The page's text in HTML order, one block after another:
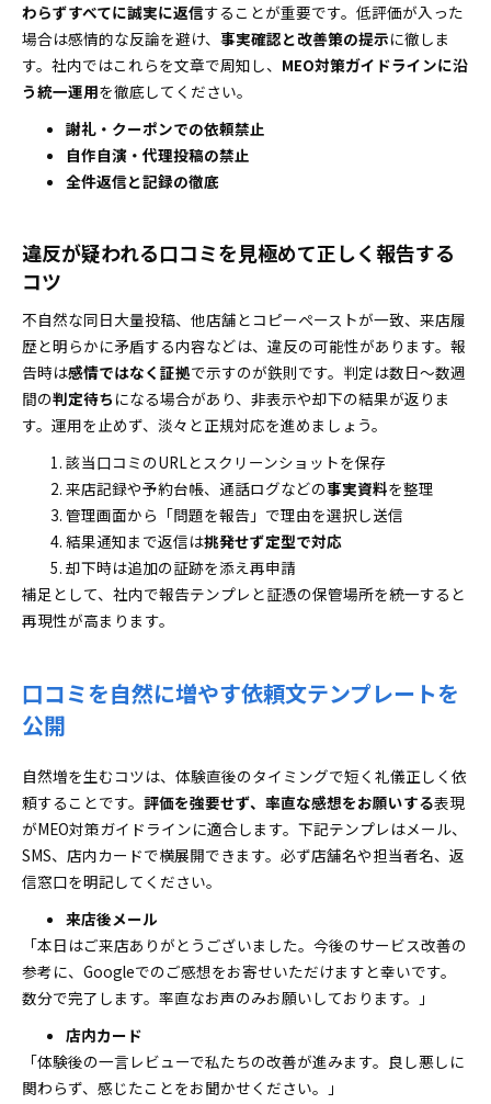
わらずすべてに誠実に返信することが重要です。低評価が入った
場合は感情的な反論を避け、 事実確認と改善策の提示に徹しま
す。社内ではこれらを文章で周知し、 MEO対策ガイドラインに沿
う統一運用を徹底してください。
謝礼・クーポンでの依頼禁止
自作自演・代理投稿の禁止
全件返信と記録の徹底
違反が疑われる口コミを見極めて正しく報告する
コツ
不自然な同日大量投稿、他店舗とコピーペーストが一致、来店履
歴と明らかに矛盾する内容などは、違反の可能性があります。報
告時は感情ではなく証拠で示すのが鉄則です。判定は数日〜数週
間の判定待ち になる場合があり、非表示や却下の結果が返りま
す。運用を止めず、淡々と正規対応を進めましょう。
該当口コミのURLとスクリーンショットを保存
来店記録や予約台帳、通話ログなどの事実資料を整理
管理画面から「問題を報告」で理由を選択し送信
結果通知まで返信は挑発せず定型で対応
却下時は追加の証跡を添え再申請
補足として、社内で報告テンプレと証憑の保管場所を統一すると
再現性が高まります。
口コミを自然に増やす依頼文テンプレートを
公開
自然増を生むコツは、体験直後のタイミングで短く礼儀正しく依
頼することです。 評価を強要せず、率直な感想をお願いする表現
がMEO対策ガイドラインに適合します。下記テンプレはメール、
SMS、店内カードで横展開できます。必ず店舗名や担当者名、返
信窓口を明記してください。
来店後メール
「本日はご来店ありがとうございました。今後のサービス改善の
参考に、Googleでのご感想をお寄せいただけますと幸いです。
数分で完了します。率直なお声のみお願いしております。」
店内カード
「体験後の一言レビューで私たちの改善が進みます。良し悪しに
関わらず、感じたことをお聞かせください。」